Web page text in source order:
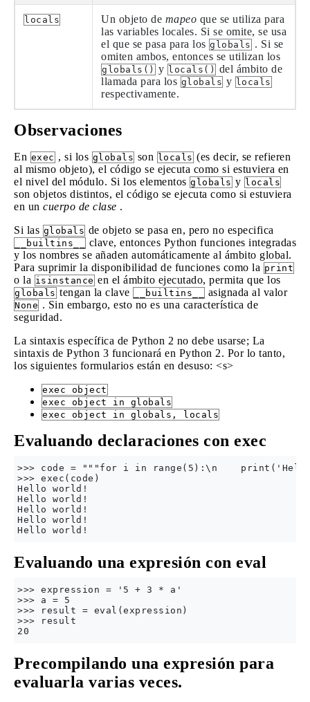
locals Un objeto de mapeo que se utiliza para
las variables locales. Si se omite, se usa
el que se pasa para los globals . Si se
omiten ambos, entonces se utilizan los
globals() y locals() del ámbito de
llamada para los globals y locals
respectivamente.
Observaciones
En exec , si los globals son locals (es decir, se refieren
al mismo objeto), el código se ejecuta como si estuviera en
el nivel del módulo. Si los elementos globals y locals
son objetos distintos, el código se ejecuta como si estuviera
en un cuerpo de clase .
Si las globals de objeto se pasa en, pero no especifica
__builtins__
clave, entonces Python funciones integradas
y los nombres se añaden automáticamente al ámbito global.
Para suprimir la disponibilidad de funciones como la print
o la isinstance en el ámbito ejecutado, permita que los
globals tengan la clave __builtins__ asignada al valor
None . Sin embargo, esto no es una característica de
seguridad.
La sintaxis específica de Python 2 no debe usarse; La
sintaxis de Python 3 funcionará en Python 2. Por lo tanto,
los siguientes formularios están en desuso: <s>
exec object
exec object in globals
exec object in globals, locals
Evaluando declaraciones con exec
>>> code = """for i in range(5):\n
>>> exec(code)
Hello world!
Hello world!
Hello world!
Hello world!
Evaluando una expresión con eval
>>> expression = '5 + 3 * a'
>>> a = 5
>>> result = eval(expression)
>>> result
Precompilando una expresión para
evaluarla varias veces.